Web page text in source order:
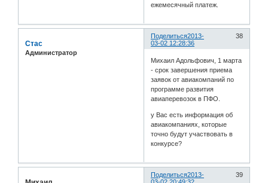
ежемесячный платеж.
Поделиться 38
2013-
03-02 12:28:36
Стас
Администратор
Михаил Адольфович, 1 марта
- срок завершения приема
заявок от авиакомпаний по
программе развития
авиаперевозок в ПФО.
у Вас есть информация об
авиакомпаниях, которые
точно будут участвовать в
конкурсе?
Поделиться 39
2013-